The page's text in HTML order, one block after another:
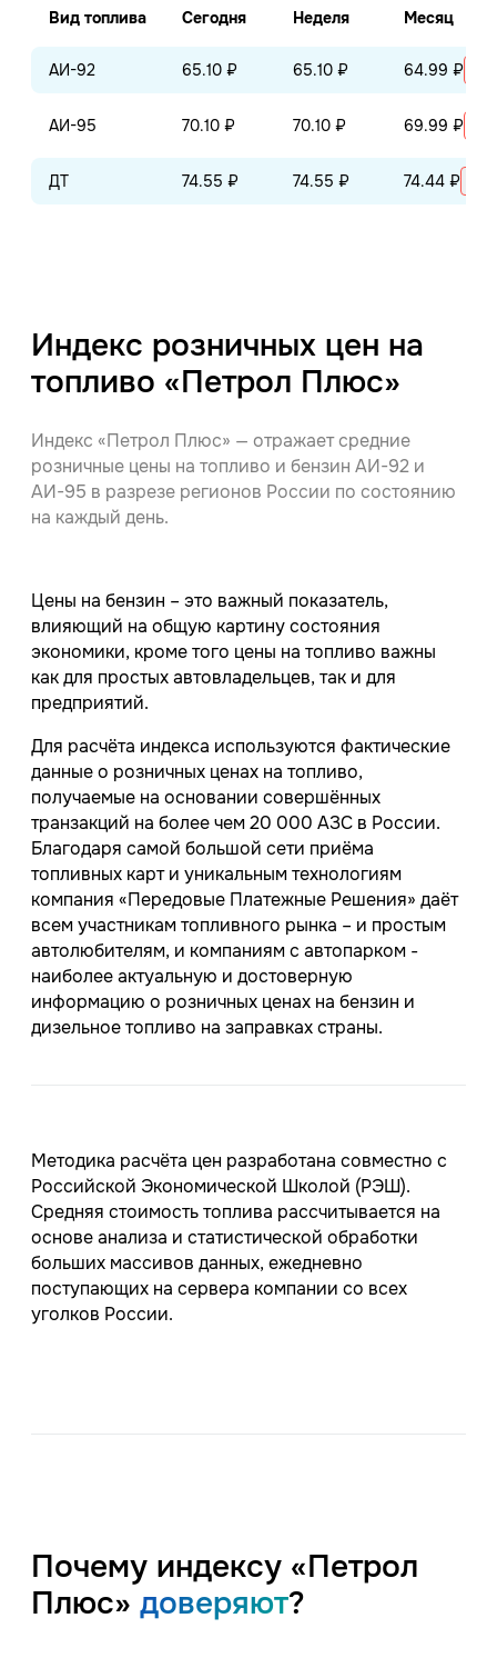
Вид топлива Сегодня Неделя Месяц
АИ-92 65.10 ₽ 65.10 ₽ 64.99 ₽
АИ-95 70.10 ₽ 70.10 ₽ 69.99 ₽
ДТ 74.55 ₽ 74.55 ₽ 74.44 ₽
Индекс розничных цен на
топливо «Петрол Плюс»
Индекс «Петрол Плюс» — отражает средние
розничные цены на топливо и бензин АИ-92 и
АИ-95 в разрезе регионов России по состоянию
на каждый день.
Цены на бензин – это важный показатель,
влияющий на общую картину состояния
экономики, кроме того цены на топливо важны
как для простых автовладельцев, так и для
предприятий.
Для расчёта индекса используются фактические
данные о розничных ценах на топливо,
получаемые на основании совершённых
транзакций на более чем 20 000 АЗС в России.
Благодаря самой большой сети приёма
топливных карт и уникальным технологиям
компания «Передовые Платежные Решения» даёт
всем участникам топливного рынка – и простым
автолюбителям, и компаниям с автопарком -
наиболее актуальную и достоверную
информацию о розничных ценах на бензин и
дизельное топливо на заправках страны.
Методика расчёта цен разработана совместно с
Российской Экономической Школой (РЭШ).
Средняя стоимость топлива рассчитывается на
основе анализа и статистической обработки
больших массивов данных, ежедневно
поступающих на сервера компании со всех
уголков России.
Почему индексу «Петрол
Плюс» доверяют?